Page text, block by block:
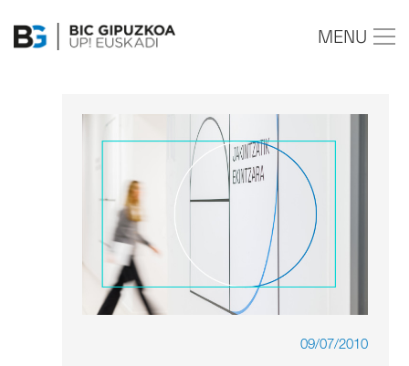
MENU
09/07/2010